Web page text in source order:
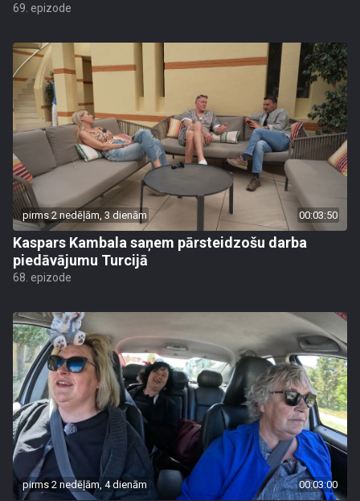
69. epizode
pirms 2 nedēļām, 3 dienām 00:03:50
Kaspars Kambala saņem pārsteidzošu darba
piedāvājumu Turcijā
68. epizode
pirms 2 nedēļām, 4 dienām 00:03:00